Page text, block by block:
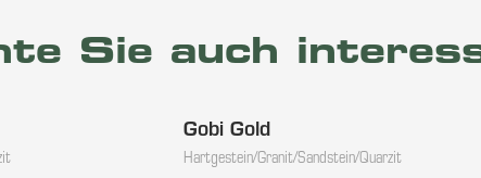
Sie auch
Gobi Gold
Hartgestein/Granit/Sandstein/Quarzit